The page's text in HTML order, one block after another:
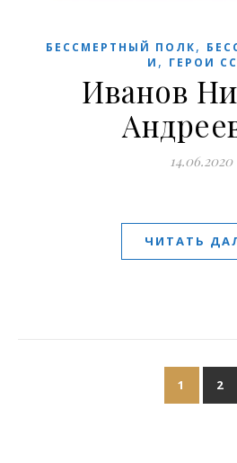
БЕССМЕРТНЫЙ ПОЛК,
И , ГЕРОИ
Иванов
14.06.2020
ЧИТАТЬ
1 2